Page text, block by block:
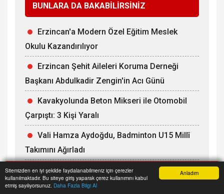
Anladım
Sitemizden en iyi şekilde faydalanabilmeniz için çerezler
kullanılmaktadır. Bu siteye giriş yaparak çerez kullanımını kabul
etmiş sayılıyorsunuz. Daha Fazla Bilgi Al
BUNLARA DA BAKABİLİRSİNİZ
Erzincan'a Modern Özel Eğitim Meslek
Okulu Kazandırılıyor
Erzincan Şehit Aileleri Koruma Derneği
Başkanı Abdulkadir Zengin'in Acı Günü
Kavakyolunda Beton Mikseri ile Otomobil
Çarpıştı: 3 Kişi Yaralı
Vali Hamza Aydoğdu, Badminton U15 Millî
Takımını Ağırladı
Çakırbay Mazbatasını Aldı
Anasayfa Yazarlar Haber Ara İhbar Hattı Menu